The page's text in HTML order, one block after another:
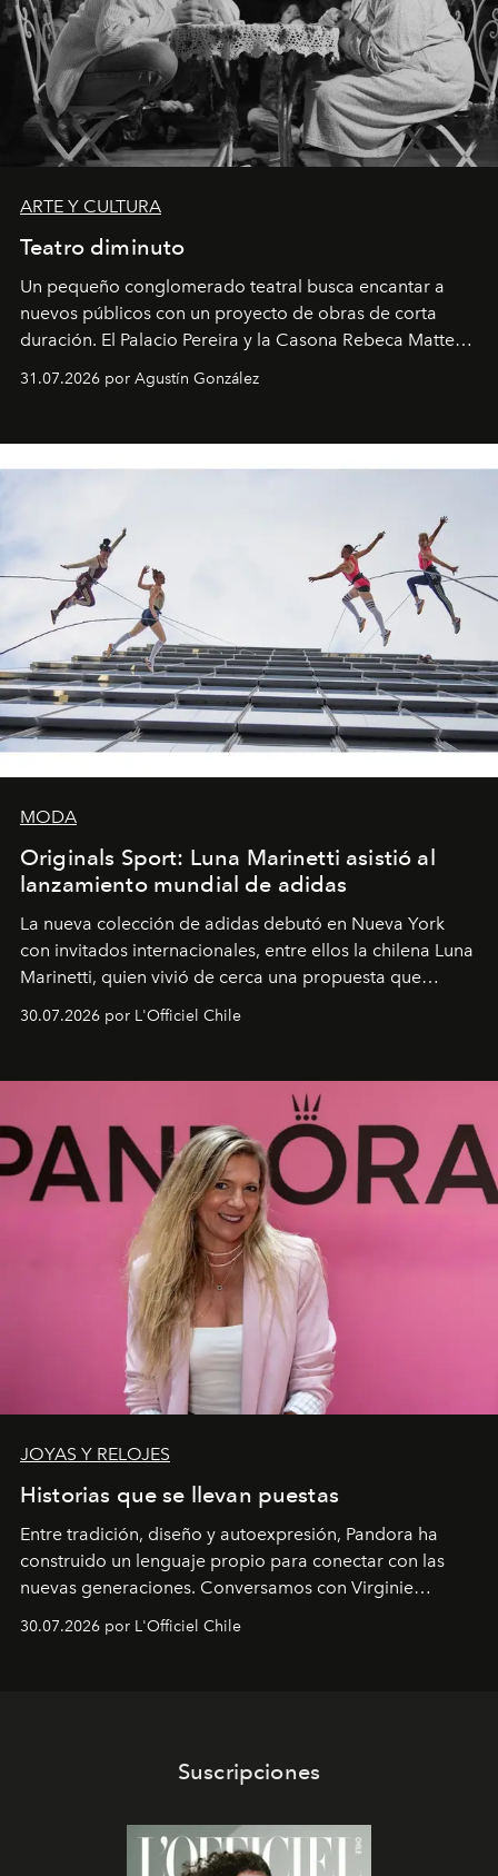
ARTE Y CULTURA
Teatro diminuto
Un pequeño conglomerado teatral busca encantar a
nuevos públicos con un proyecto de obras de corta
duración. El Palacio Pereira y la Casona Rebeca Matte
son algunos de los lugares que han albergado estas
miniobras. Sus puestas en escena son limpias; ponen el
31.07.2026 por Agustín González
MODA
Originals Sport: Luna Marinetti asistió al
lanzamiento mundial de adidas
La nueva colección de adidas debutó en Nueva York
con invitados internacionales, entre ellos la chilena Luna
Marinetti, quien vivió de cerca una propuesta que
fusiona moda y rendimiento.
30.07.2026 por L'Officiel Chile
JOYAS Y RELOJES
Historias que se llevan puestas
Entre tradición, diseño y autoexpresión, Pandora ha
construido un lenguaje propio para conectar con las
nuevas generaciones. Conversamos con Virginie
Dubray, la responsable de marketing para
Latinoamérica, sobre identidad, cultura y el valor
30.07.2026 por L'Officiel Chile
Suscripciones